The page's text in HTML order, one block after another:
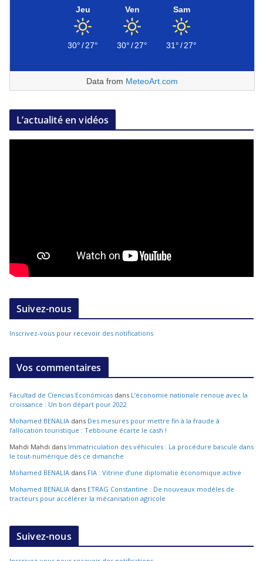
Jeu
30°/27°
Ven
30°/27°
Sam
31°/27°
Data from MeteoArt.com
L’actualité en vidéos
Suivez-nous
Inscrivez-vous pour recevoir des notifications
Vos commentaires
Facultad de Ciencias Económicas dans L’économie nationale renoue avec la
croissance : Un bon départ pour 2022
Mohamed BENALIA dans Des mesures pour mettre fin à la fraude à
l’allocation touristique : Tebboune écarte le cash !
Mahdi Mahdi dans Immatriculation des véhicules : La procédure bascule dans
le tout-numérique dès ce dimanche
Mohamed BENALIA dans FIA : Vitrine d’une diplomatie économique active
Mohamed BENALIA dans ETRAG Constantine : De nouveaux modèles de
tracteurs pour accélérer la mécanisation agricole
Suivez-nous